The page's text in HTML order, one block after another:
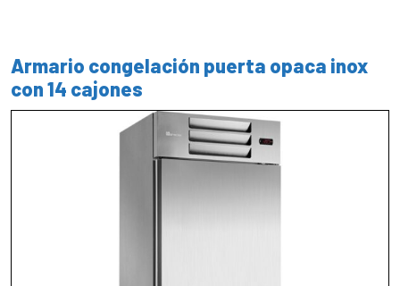
Armario congelación puerta opaca inox
con 14 cajones